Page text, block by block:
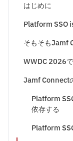
はじめに
Platform SSO
そもそもJamf
WWDC 2026
Jamf Connect
Platform
依存する
Platform